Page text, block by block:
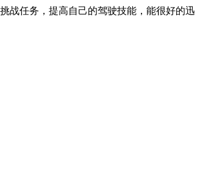
战任务，提高自己的驾驶技能，能很好的迅